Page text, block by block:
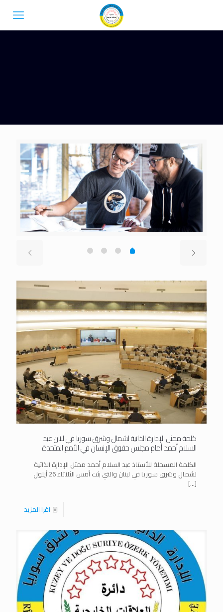
كلمة ممثل الإدارة الذاتية لشمال وشرق سوريا في لبنان عبد
السلام أحمد أمام مجلس حقوق الإنسان في الأمم المتحدة
الكلمة المسجلة للأستاذ عبد السلام أحمد ممثل الإدارة الذاتية
لشمال وشرق سوريا في لبنان والتي بثت أمس الثلاثاء 26 أيلول
[…]
اقرا المزيد